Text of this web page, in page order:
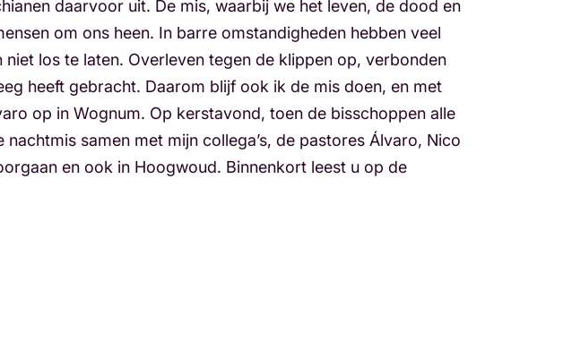
daarvoor uit. De mis, waarbij we het leven, de dood en
om ons heen. In barre omstandigheden hebben veel
los te laten. Overleven tegen de klippen op, verbonden
heeft gebracht. Daarom blijf ook ik de mis doen, en met
op in Wognum. Op kerstavond, toen de bisschoppen alle
samen met mijn collega’s, de pastores Álvaro, Nico
en ook in Hoogwoud. Binnenkort leest u op de